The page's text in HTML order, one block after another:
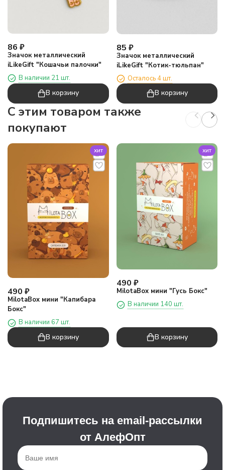
86 ₽
Значок металлический
iLikeGift "Кошачьи палочки"
В наличии 21 шт.
В корзину
85 ₽
Значок металлический
iLikeGift "Котик-тюльпан"
Осталось 4 шт.
В корзину
C этим товаром также
покупают
хит
490 ₽
MilotaBox мини "Капибара
Бокс"
В наличии 67 шт.
В корзину
хит
490 ₽
MilotaBox мини "Гусь Бокс"
В наличии 140 шт.
В корзину
Подпишитесь на email-рассылки
от АлефОпт